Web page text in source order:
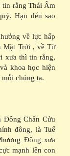
tin rằng Thái Âm
Hạn đến sao
về lực hấp
Mặt Trời , về Từ
xưa thì tin rằng,
khoa học hiện
chúng ta.
Đông Chấn Cửu
đông, là Tuế
Đông xưa
mạnh lên con